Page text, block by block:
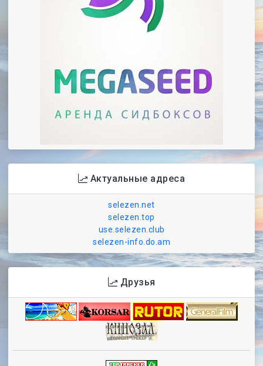
Актуальные адреса
selezen.net
selezen.top
use.selezen.club
selezen-info.do.am
Друзья